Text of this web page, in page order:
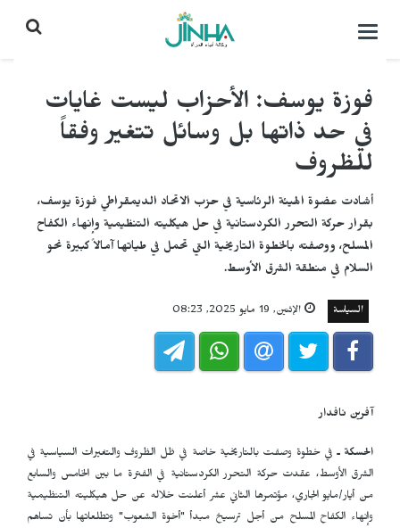
التحكم
فوزة يوسف: الأحزاب ليست غايات
في حد ذاتها بل وسائل تتغير وفقاً
للظروف
أشادت عضوة الهيئة الرئاسية في حزب الاتحاد الديمقراطي فوزة يوسف،
بقرار حركة التحرر الكردستانية في حل هيكليته التنظيمية وإنهاء الكفاح
المسلح، ووصفته بالخطوة التاريخية التي تحمل في طياتها آمالاً كبيرة نحو
السلام في منطقة الشرق الأوسط.
السياسة الإثنين, 19 مايو 2025, 08:23
آفرين نافدار
الحسكة ـ في خطوة وصفت بالتاريخية خاصة في ظل الظروف والتغيرات السياسية في
الشرق الأوسط، عقدت حركة التحرر الكردستانية في الفترة ما بين الخامس والسابع
من أيار/مايو الجاري، مؤتمرها الثاني عشر أعلنت خلاله عن حل هيكليته التنظيمية
وإنهاء الكفاح المسلح من أجل ترسيخ مبدأ "أخوة الشعوب" وتطلعاتها بأن تساهم